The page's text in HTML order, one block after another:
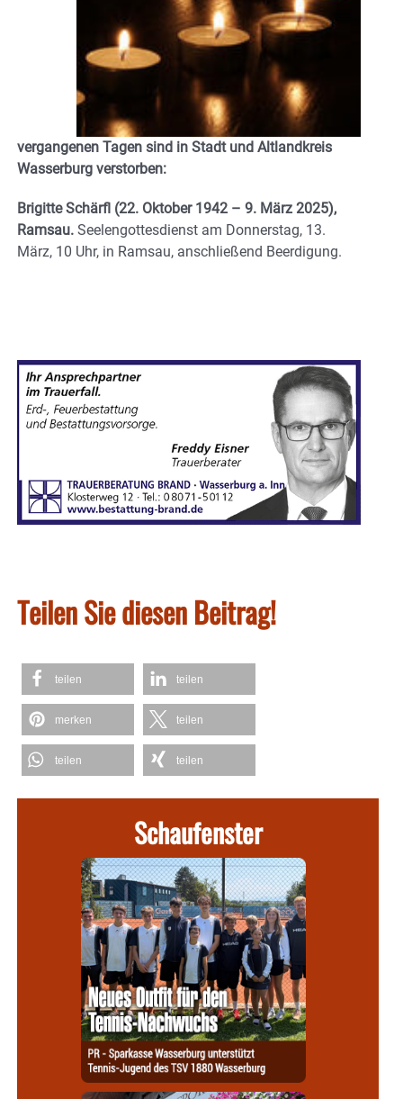
vergangenen Tagen sind in Stadt und Altlandkreis
Wasserburg verstorben:
Brigitte Schärfl (22. Oktober 1942 – 9. März 2025),
Ramsau. Seelengottesdienst am Donnerstag, 13.
März, 10 Uhr, in Ramsau, anschließend Beerdigung.
Teilen Sie diesen Beitrag!
teilen teilen
merken teilen
teilen teilen
Schaufenster